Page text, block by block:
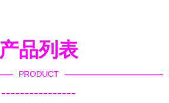
产品列表
PRODUCT
----------------